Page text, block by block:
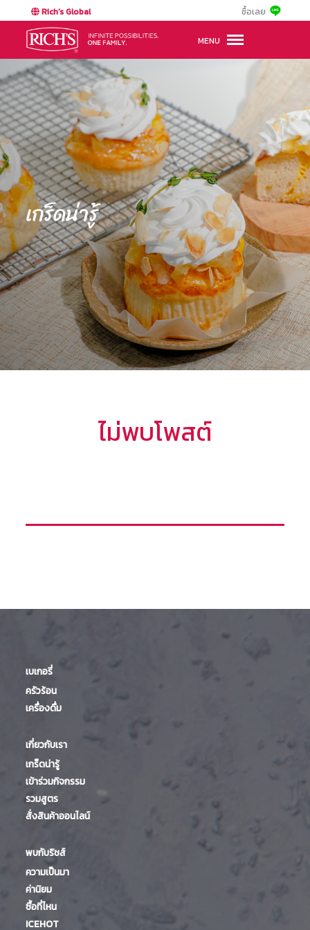
Rich's Global ซื้อเลย
MENU
เกร็ดน่ารู้
ไม่พบโพสต์
เบเกอรี่
ครัวร้อน
เครื่องดื่ม
เกี่ยวกับเรา
เกร็ดน่ารู้
เข้าร่วมกิจกรรม
รวมสูตร
สั่งสินค้าออนไลน์
พบกับริชส์
ความเป็นมา
ค่านิยม
ซื้อที่ไหน
ICEHOT